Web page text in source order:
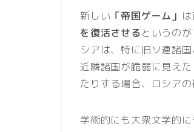
新しい 「帝国ゲーム」
を復活させるというの
シアは、特に旧ソ連諸
近隣諸国が脆弱に見え
たりする場合、ロシア
学術的にも大衆文学的に